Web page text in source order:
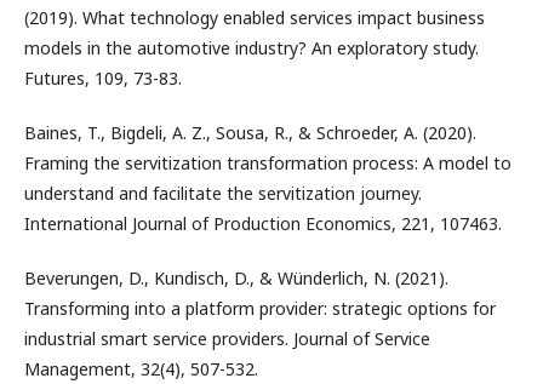
(2019). What technology enabled services impact business
models in the automotive industry? An exploratory study.
Futures, 109, 73-83.
Baines, T., Bigdeli, A. Z., Sousa, R., & Schroeder, A. (2020).
Framing the servitization transformation process: A model to
understand and facilitate the servitization journey.
International Journal of Production Economics, 221, 107463.
Beverungen, D., Kundisch, D., & Wünderlich, N. (2021).
Transforming into a platform provider: strategic options for
industrial smart service providers. Journal of Service
Management, 32(4), 507-532.